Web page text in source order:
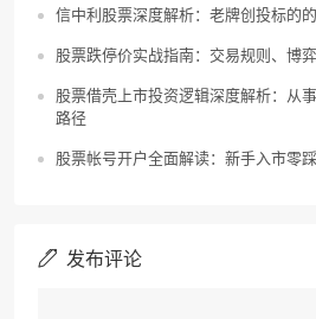
信中利股票深度解析：老牌创投标的
股票跌停价实战指南：交易规则、博
股票借壳上市投资逻辑深度解析：从
路径
股票帐号开户全面解读：新手入市零
发布评论